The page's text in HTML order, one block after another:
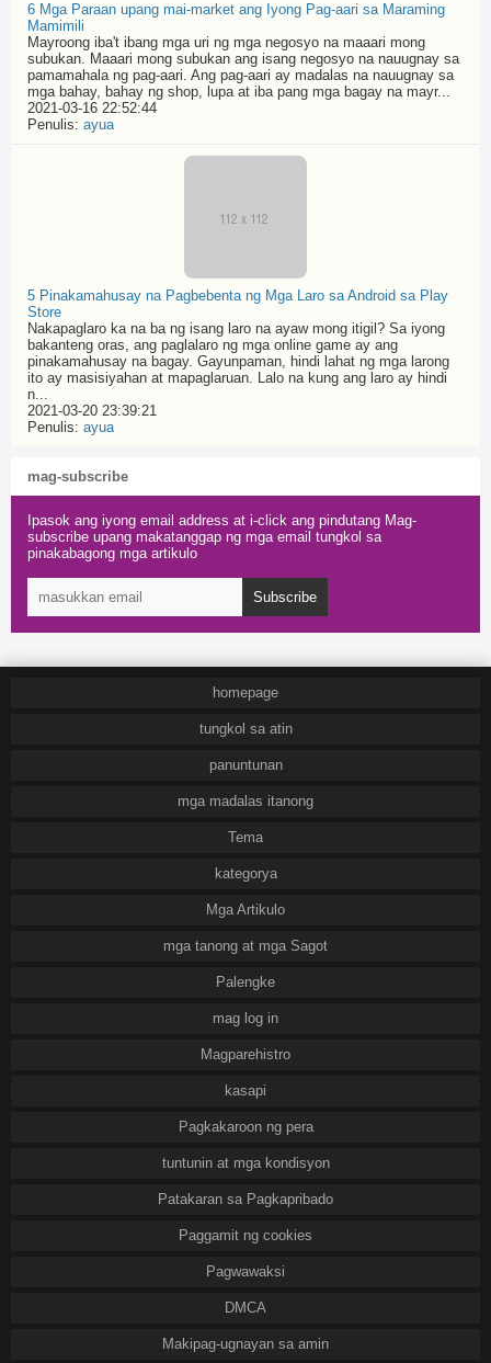
6 Mga Paraan upang mai-market ang Iyong Pag-aari sa Maraming
Mamimili
Mayroong iba't ibang mga uri ng mga negosyo na maaari mong
subukan. Maaari mong subukan ang isang negosyo na nauugnay sa
pamamahala ng pag-aari. Ang pag-aari ay madalas na nauugnay sa
mga bahay, bahay ng shop, lupa at iba pang mga bagay na mayr...
2021-03-16 22:52:44
Penulis: ayua
5 Pinakamahusay na Pagbebenta ng Mga Laro sa Android sa Play
Store
Nakapaglaro ka na ba ng isang laro na ayaw mong itigil? Sa iyong
bakanteng oras, ang paglalaro ng mga online game ay ang
pinakamahusay na bagay. Gayunpaman, hindi lahat ng mga larong
ito ay masisiyahan at mapaglaruan. Lalo na kung ang laro ay hindi
n...
2021-03-20 23:39:21
Penulis: ayua
mag-subscribe
Ipasok ang iyong email address at i-click ang pindutang Mag-
subscribe upang makatanggap ng mga email tungkol sa
pinakabagong mga artikulo
Subscribe
homepage
tungkol sa atin
panuntunan
mga madalas itanong
Tema
kategorya
Mga Artikulo
mga tanong at mga Sagot
Palengke
mag log in
Magparehistro
kasapi
Pagkakaroon ng pera
tuntunin at mga kondisyon
Patakaran sa Pagkapribado
Paggamit ng cookies
Pagwawaksi
DMCA
Makipag-ugnayan sa amin